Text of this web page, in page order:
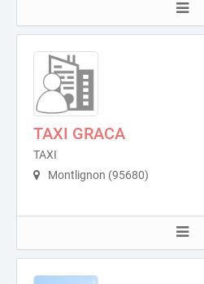
TAXI GRACA
TAXI
Montlignon (95680)